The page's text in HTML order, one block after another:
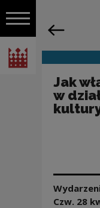
Włącz nawigację
Narodowe Centrum
Nawigacja
Jak
w
Czw. 28